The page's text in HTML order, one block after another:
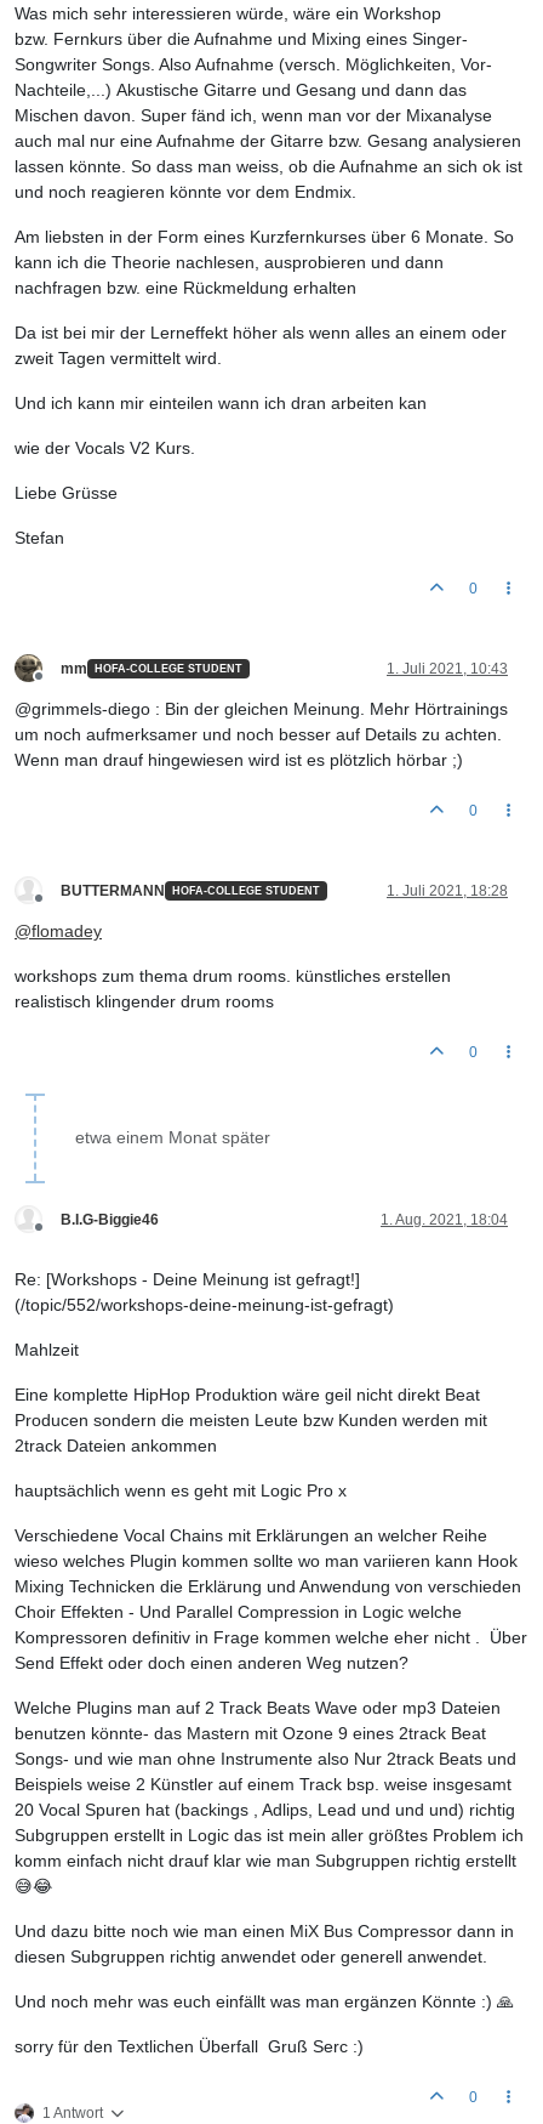
Was mich sehr interessieren würde, wäre ein Workshop
bzw. Fernkurs über die Aufnahme und Mixing eines Singer-
Songwriter Songs. Also Aufnahme (versch. Möglichkeiten, Vor-
Nachteile,...) Akustische Gitarre und Gesang und dann das
Mischen davon. Super fänd ich, wenn man vor der Mixanalyse
auch mal nur eine Aufnahme der Gitarre bzw. Gesang analysieren
lassen könnte. So dass man weiss, ob die Aufnahme an sich ok ist
und noch reagieren könnte vor dem Endmix.
Am liebsten in der Form eines Kurzfernkurses über 6 Monate. So
kann ich die Theorie nachlesen, ausprobieren und dann
nachfragen bzw. eine Rückmeldung erhalten
Da ist bei mir der Lerneffekt höher als wenn alles an einem oder
zweit Tagen vermittelt wird.
Und ich kann mir einteilen wann ich dran arbeiten kan
wie der Vocals V2 Kurs.
Liebe Grüsse
Stefan
0
mm HOFA-COLLEGE STUDENT 1. Juli 2021, 10:43
@grimmels-diego : Bin der gleichen Meinung. Mehr Hörtrainings
um noch aufmerksamer und noch besser auf Details zu achten.
Wenn man drauf hingewiesen wird ist es plötzlich hörbar ;)
0
BUTTERMANN HOFA-COLLEGE STUDENT 1. Juli 2021, 18:28
@flomadey
workshops zum thema drum rooms. künstliches erstellen
realistisch klingender drum rooms
0
etwa einem Monat später
B.I.G-Biggie46 1. Aug. 2021, 18:04
Re: [Workshops - Deine Meinung ist gefragt!]
(/topic/552/workshops-deine-meinung-ist-gefragt)
Mahlzeit
Eine komplette HipHop Produktion wäre geil nicht direkt Beat
Producen sondern die meisten Leute bzw Kunden werden mit
2track Dateien ankommen
hauptsächlich wenn es geht mit Logic Pro x
Verschiedene Vocal Chains mit Erklärungen an welcher Reihe
wieso welches Plugin kommen sollte wo man variieren kann Hook
Mixing Technicken die Erklärung und Anwendung von verschieden
Choir Effekten - Und Parallel Compression in Logic welche
Kompressoren definitiv in Frage kommen welche eher nicht . Über
Send Effekt oder doch einen anderen Weg nutzen?
Welche Plugins man auf 2 Track Beats Wave oder mp3 Dateien
benutzen könnte- das Mastern mit Ozone 9 eines 2track Beat
Songs- und wie man ohne Instrumente also Nur 2track Beats und
Beispiels weise 2 Künstler auf einem Track bsp. weise insgesamt
20 Vocal Spuren hat (backings , Adlips, Lead und und und) richtig
Subgruppen erstellt in Logic das ist mein aller größtes Problem ich
komm einfach nicht drauf klar wie man Subgruppen richtig erstellt
😅😂
Und dazu bitte noch wie man einen MiX Bus Compressor dann in
diesen Subgruppen richtig anwendet oder generell anwendet.
Und noch mehr was euch einfällt was man ergänzen Könnte :) 🙏
sorry für den Textlichen Überfall Gruß Serc :)
1 Antwort
0